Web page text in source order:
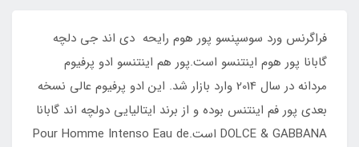
فراگرنس ورد سوسپنسو پور هوم رایحه دی اند جی دلچه
گابانا پور هوم اینتنسو است.پور هم اینتنسو ادو پرفیوم
مردانه در سال 2014 وارد بازار شد. این ادو پرفیوم عالی نسخه
بعدی پور فم اینتنس بوده و از برند ایتالیایی دولچه اند گابانا
DOLCE & GABBANA است.Pour Homme Intenso Eau de